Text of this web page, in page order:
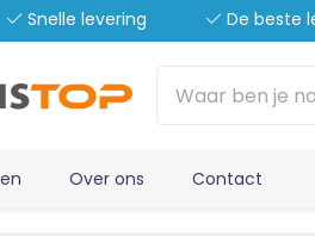
Snelle levering De beste
Over ons Contact